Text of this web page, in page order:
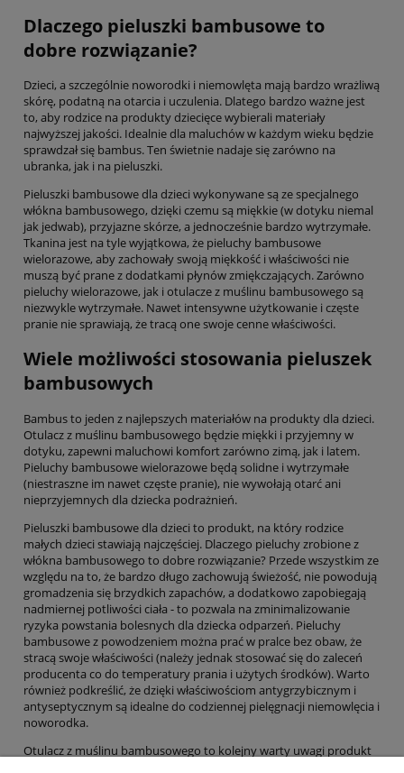
Dlaczego pieluszki bambusowe to
dobre rozwiązanie?
Dzieci, a szczególnie noworodki i niemowlęta mają bardzo wrażliwą
skórę, podatną na otarcia i uczulenia. Dlatego bardzo ważne jest
to, aby rodzice na produkty dziecięce wybierali materiały
najwyższej jakości. Idealnie dla maluchów w każdym wieku będzie
sprawdzał się bambus. Ten świetnie nadaje się zarówno na
ubranka, jak i na pieluszki.
Pieluszki bambusowe dla dzieci wykonywane są ze specjalnego
włókna bambusowego, dzięki czemu są miękkie (w dotyku niemal
jak jedwab), przyjazne skórze, a jednocześnie bardzo wytrzymałe.
Tkanina jest na tyle wyjątkowa, że pieluchy bambusowe
wielorazowe, aby zachowały swoją miękkość i właściwości nie
muszą być prane z dodatkami płynów zmiękczających. Zarówno
pieluchy wielorazowe, jak i otulacze z muślinu bambusowego są
niezwykle wytrzymałe. Nawet intensywne użytkowanie i częste
pranie nie sprawiają, że tracą one swoje cenne właściwości.
Wiele możliwości stosowania pieluszek
bambusowych
Bambus to jeden z najlepszych materiałów na produkty dla dzieci.
Otulacz z muślinu bambusowego będzie miękki i przyjemny w
dotyku, zapewni maluchowi komfort zarówno zimą, jak i latem.
Pieluchy bambusowe wielorazowe będą solidne i wytrzymałe
(niestraszne im nawet częste pranie), nie wywołają otarć ani
nieprzyjemnych dla dziecka podrażnień.
Pieluszki bambusowe dla dzieci to produkt, na który rodzice
małych dzieci stawiają najczęściej. Dlaczego pieluchy zrobione z
włókna bambusowego to dobre rozwiązanie? Przede wszystkim ze
względu na to, że bardzo długo zachowują świeżość, nie powodują
gromadzenia się brzydkich zapachów, a dodatkowo zapobiegają
nadmiernej potliwości ciała - to pozwala na zminimalizowanie
ryzyka powstania bolesnych dla dziecka odparzeń. Pieluchy
bambusowe z powodzeniem można prać w pralce bez obaw, że
stracą swoje właściwości (należy jednak stosować się do zaleceń
producenta co do temperatury prania i użytych środków). Warto
również podkreślić, że dzięki właściwościom antygrzybicznym i
antyseptycznym są idealne do codziennej pielęgnacji niemowlęcia i
noworodka.
Otulacz z muślinu bambusowego to kolejny warty uwagi produkt